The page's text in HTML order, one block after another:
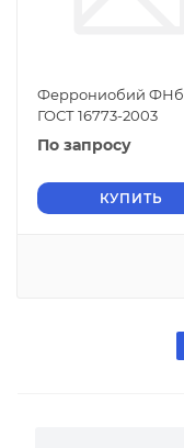
Феррониобий
ГОСТ 16773-2003
По запросу
КУПИТЬ